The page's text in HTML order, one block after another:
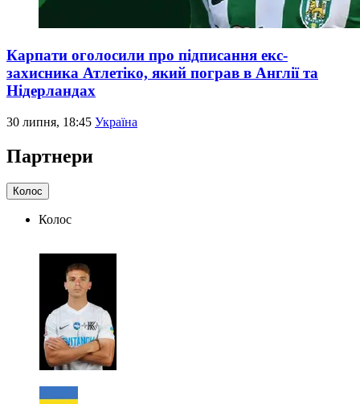
Карпати оголосили про підписання екс-
захисника Атлетіко, який пограв в Англії та
Нідерландах
30 липня, 18:45 Україна
Партнери
Колос
Колос